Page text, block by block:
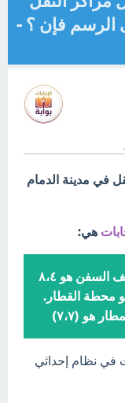
الرسم فإن ؟ -
في مدينة الدمام
هي:
الزوج المرتب الذي يصف موقع رصيف السفن هو ٨،٤
المحدد عند النقطة (۸،۳) هو محطة القطار.
هو (۷،٧)
في نظام إحداثي